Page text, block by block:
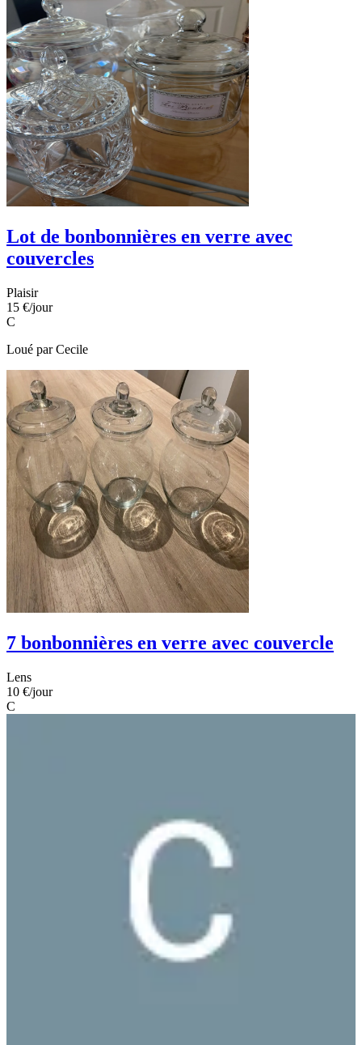
Lot de bonbonnières en verre avec
couvercles
Plaisir
15 €/jour
C
Loué parCecile
7 bonbonnières en verre avec couvercle
Lens
10 €/jour
C